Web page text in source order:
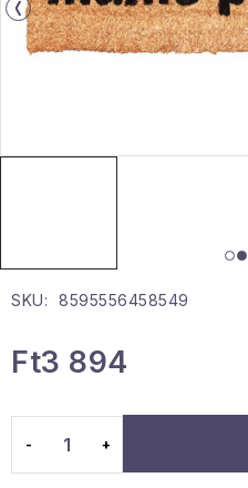
Gyermekeknek
Karácsonyi esemény
Januári akció
SKU: 8595556458549
Ft3 894